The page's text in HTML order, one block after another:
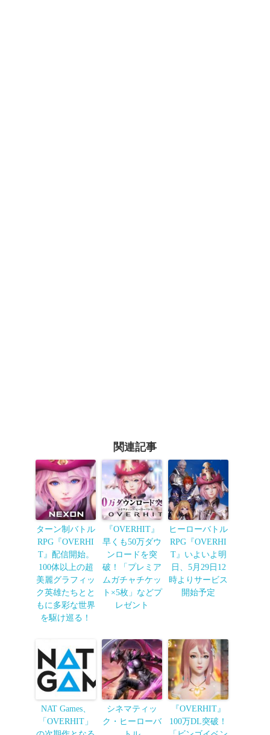
関連記事
ターン制バトル
RPG『OVERHI
T』配信開始。
100体以上の超
美麗グラフィッ
ク英雄たちとと
もに多彩な世界
を駆け巡る！
『OVERHIT』
早くも50万ダウ
ンロードを突
破！「プレミア
ムガチャチケッ
ト×5枚」などプ
レゼント
ヒーローバトル
RPG『OVERHI
T』いよいよ明
日、5月29日12
時よりサービス
開始予定
NAT Games、
「OVERHIT」
シネマティッ
ク・ヒーローバ
『OVERHIT』
100万DL突破！